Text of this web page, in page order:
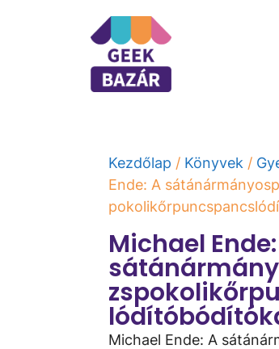
Kezdőlap / Könyvek /
Ende: A
Michael Ende:
Michael Ende: A